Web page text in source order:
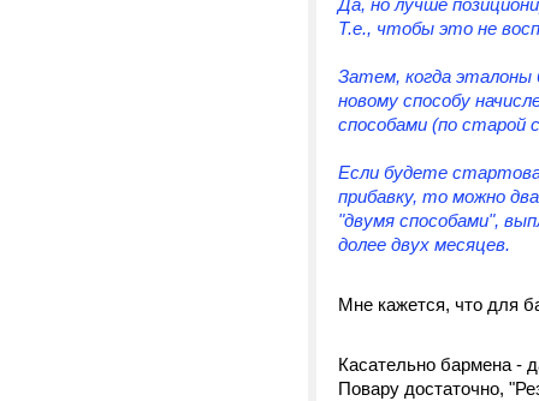
Да, но лучше
Т.е., чтобы это не
Затем, когда эталоны
новому способу
способами (по старой
Если будете
прибавку, то можно
"двумя способами",
долее двух месяцев.
Мне кажется, что для
Касательно бармена -
Повару достаточно,